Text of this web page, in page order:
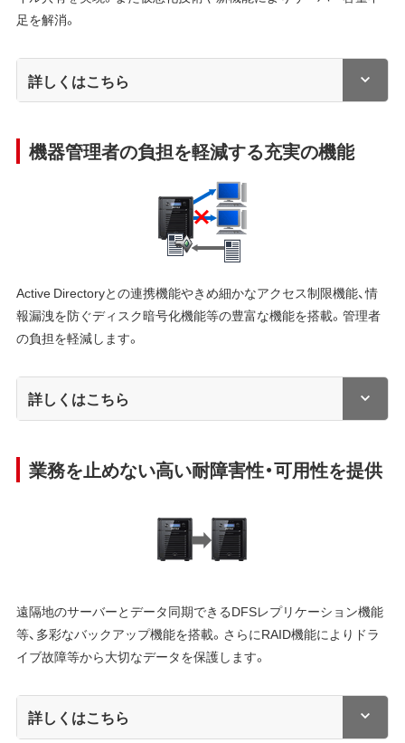
足を解消。
詳しくはこちら
機器管理者の負担を軽減する充実の機能
Active Directoryとの連携機能やきめ細かなアクセス制限機能、情
報漏洩を防ぐディスク暗号化機能等の豊富な機能を搭載。管理者
の負担を軽減します。
詳しくはこちら
業務を止めない高い耐障害性・可用性を提供
遠隔地のサーバーとデータ同期できるDFSレプリケーション機能
等、多彩なバックアップ機能を搭載。さらにRAID機能によりドラ
イブ故障等から大切なデータを保護します。
詳しくはこちら